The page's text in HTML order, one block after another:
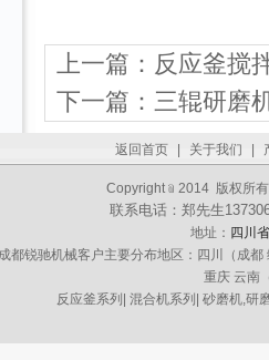
上一篇： 反应釜搅
下一篇： 三辊研磨
返回首页 关于我们
Copyright﹫2014 版权所
联系电话：郑先生
地址： 四川
成都锐驰机械客户主要分布地区：四川（成
重庆 云南
反应釜系列
混合机系列 砂磨机,研